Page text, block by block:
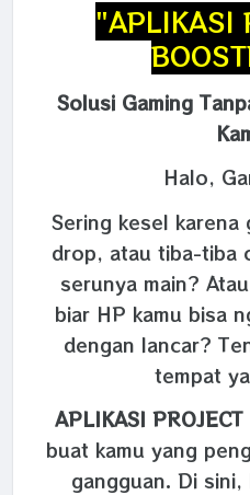
"APLIKASI
Solusi Gaming
Halo,
Sering kesel karena
drop, atau tiba-tiba
serunya main?
biar HP kamu bisa
dengan lancar?
tempat
APLIKASI PROJECT
buat kamu yang
gangguan. Di